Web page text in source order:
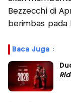
Bezzecchi di
berimbas pada
Baca Juga :